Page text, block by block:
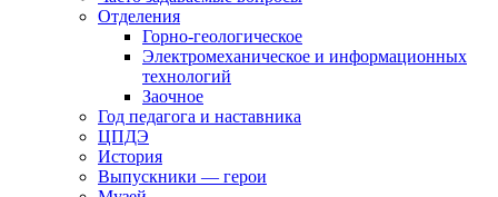
Отделения
Горно-геологическое
Электромеханическое и информационных
технологий
Заочное
Год педагога и наставника
ЦПДЭ
История
Выпускники — герои